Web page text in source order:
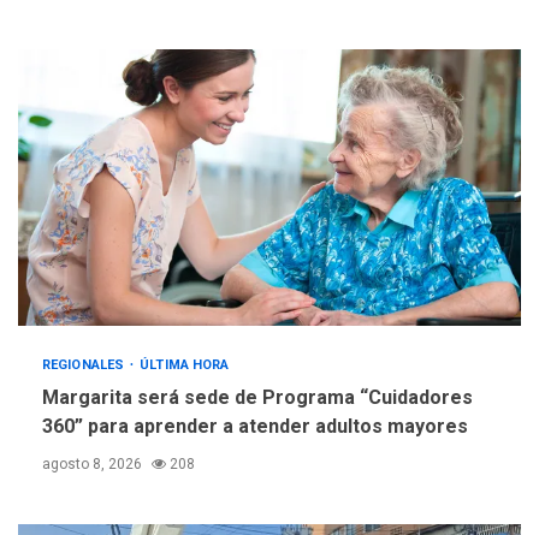
trabajan en diplomado para
creación y manejo de
estadísticas de turismo
REGIONALES ÚLTIMA HORA
Margarita será sede de Programa “Cuidadores
360” para aprender a atender adultos mayores
agosto 8, 2026 208